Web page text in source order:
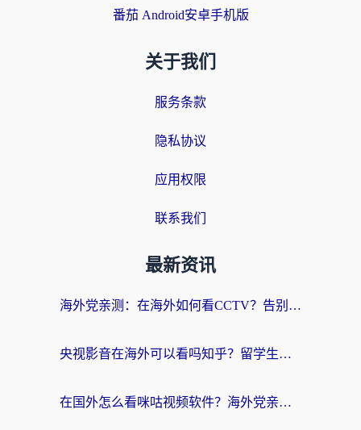
番茄 Android安卓手机版
关于我们
服务条款
隐私协议
应用权限
联系我们
最新资讯
海外党亲测：在海外如何看CCTV？告别“仅限大陆播放”的实用指南
央视影音在海外可以看吗知乎？留学生亲测：3步解决地域限制+追剧自由
在国外怎么看咪咕视频软件？海外党亲测有效的回国加速方案